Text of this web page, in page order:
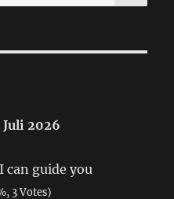
2026
guide you
3 Votes)